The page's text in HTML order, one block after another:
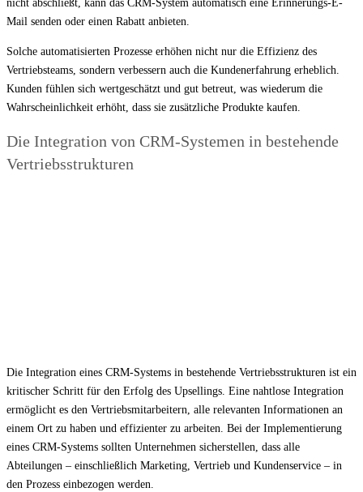
nicht abschließt, kann das CRM-System automatisch eine Erinnerungs-E-
Mail senden oder einen Rabatt anbieten.
Solche automatisierten Prozesse erhöhen nicht nur die Effizienz des
Vertriebsteams, sondern verbessern auch die Kundenerfahrung erheblich.
Kunden fühlen sich wertgeschätzt und gut betreut, was wiederum die
Wahrscheinlichkeit erhöht, dass sie zusätzliche Produkte kaufen.
Die Integration von CRM-Systemen in bestehende
Vertriebsstrukturen
Die Integration eines CRM-Systems in bestehende Vertriebsstrukturen ist ein
kritischer Schritt für den Erfolg des Upsellings. Eine nahtlose Integration
ermöglicht es den Vertriebsmitarbeitern, alle relevanten Informationen an
einem Ort zu haben und effizienter zu arbeiten. Bei der Implementierung
eines CRM-Systems sollten Unternehmen sicherstellen, dass alle
Abteilungen – einschließlich Marketing, Vertrieb und Kundenservice – in
den Prozess einbezogen werden.